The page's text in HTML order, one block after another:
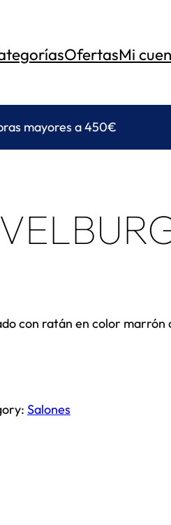
OfertasMi
mayores a 450€
con ratán en color marrón
Salones